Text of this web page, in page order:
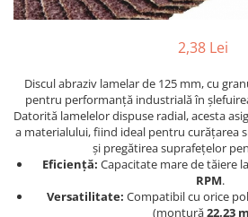
Macarale și vinciuri
Masini de gaurit si Insurubat
Pistol de Lipit
Polizoare
Pompe Combustibil
Uz intern
2,38 Lei
Discul abraziv lamelar de 125 mm, cu
pentru performanță industrială în
Datorită lamelelor dispuse radial, acesta
a materialului, fiind ideal pentru curățarea
și pregătirea suprafețelor
Eficiență: Capacitate mare de tăiere
RPM.
Versatilitate: Compatibil cu orice
(montură22.23